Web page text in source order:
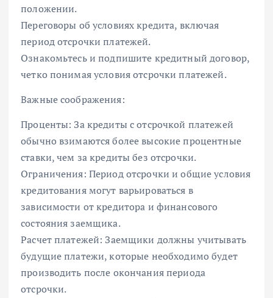
положении.
Переговоры об условиях кредита, включая
период отсрочки платежей.
Ознакомьтесь и подпишите кредитный договор,
четко понимая условия отсрочки платежей.
Важные соображения:
Проценты: За кредиты с отсрочкой платежей
обычно взимаются более высокие процентные
ставки, чем за кредиты без отсрочки.
Ограничения: Период отсрочки и общие условия
кредитования могут варьироваться в
зависимости от кредитора и финансового
состояния заемщика.
Расчет платежей: Заемщики должны учитывать
будущие платежи, которые необходимо будет
производить после окончания периода
отсрочки.